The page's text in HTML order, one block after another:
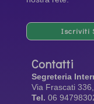
Iscriviti
Contatti
Segreteria
Via Frascati
Tel. 06